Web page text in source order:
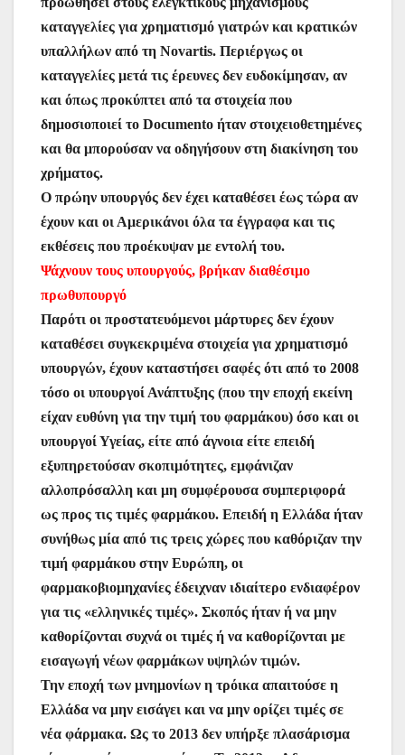
καταγγελίες για χρηματισμό γιατρών και κρατικών
υπαλλήλων από τη Novartis. Περιέργως οι
καταγγελίες μετά τις έρευνες δεν ευδοκίμησαν, αν
και όπως προκύπτει από τα στοιχεία που
δημοσιοποιεί το Documento ήταν στοιχειοθετημένες
και θα μπορούσαν να οδηγήσουν στη διακίνηση του
χρήματος.
Ο πρώην υπουργός δεν έχει καταθέσει έως τώρα αν
έχουν και οι Αμερικάνοι όλα τα έγγραφα και τις
εκθέσεις που προέκυψαν με εντολή του.
Ψάχνουν τους υπουργούς, βρήκαν διαθέσιμο
πρωθυπουργό
Παρότι οι προστατευόμενοι μάρτυρες δεν έχουν
καταθέσει συγκεκριμένα στοιχεία για χρηματισμό
υπουργών, έχουν καταστήσει σαφές ότι από το 2008
τόσο οι υπουργοί Ανάπτυξης (που την εποχή εκείνη
είχαν ευθύνη για την τιμή του φαρμάκου) όσο και οι
υπουργοί Υγείας, είτε από άγνοια είτε επειδή
εξυπηρετούσαν σκοπιμότητες, εμφάνιζαν
αλλοπρόσαλλη και μη συμφέρουσα συμπεριφορά
ως προς τις τιμές φαρμάκου. Επειδή η Ελλάδα ήταν
συνήθως μία από τις τρεις χώρες που καθόριζαν την
τιμή φαρμάκου στην Ευρώπη, οι
φαρμακοβιομηχανίες έδειχναν ιδιαίτερο ενδιαφέρον
για τις «ελληνικές τιμές». Σκοπός ήταν ή να μην
καθορίζονται συχνά οι τιμές ή να καθορίζονται με
εισαγωγή νέων φαρμάκων υψηλών τιμών.
Την εποχή των μνημονίων η τρόικα απαιτούσε η
Ελλάδα να μην εισάγει και να μην ορίζει τιμές σε
νέα φάρμακα. Ως το 2013 δεν υπήρξε πλασάρισμα